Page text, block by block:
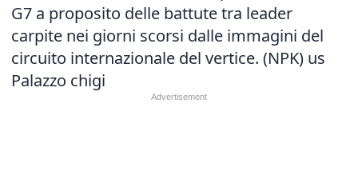
G7 a proposito delle battute tra leader
carpite nei giorni scorsi dalle immagini del
circuito internazionale del vertice. (NPK) us
Palazzo chigi